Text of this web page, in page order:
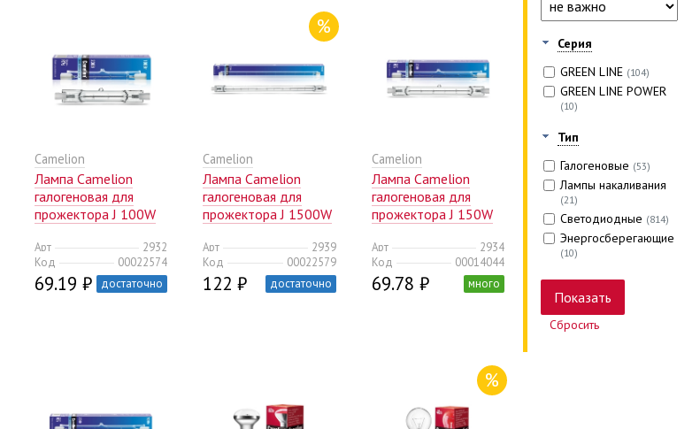
Camelion
Лампа Camelion
галогеновая для
прожектора J 100W
(50/500)
Арт
2932
Код
00022574
69.19 ₽ достаточно
%
Camelion
Лампа Camelion
галогеновая для
прожектора J 1500W
(50/500)
Арт
2939
Код
00022579
122 ₽ достаточно
Camelion
Лампа Camelion
галогеновая для
прожектора J 150W
(50/500)
Арт
2934
Код
00014044
69.78 ₽ много
%
Серия
GREEN LINE (104)
GREEN LINE POWER
(10)
Тип
Галогеновые (53)
Лампы накаливания
(21)
Светодиодные (814)
Энергосберегающие
(10)
Сбросить